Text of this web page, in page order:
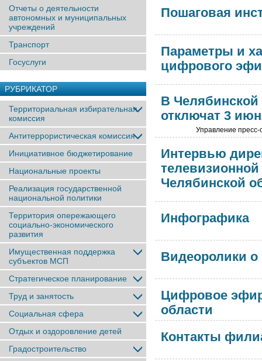
Отчеты о деятельности
автономных и муниципальных
учреждений
Транспорт
Госуслуги
РУБРИКАТОР
Территориальная избирательная
комиссия
Антитеррористическая комиссия
Инициативное бюджетирование
Национальные проекты
Реализация государственной
национальной политики
Территория опережающего
социально-экономического
развития
Имущественная поддержка
субъектов МСП
Стратегическое планирование
Труд и занятость
Социальная сфера
Отдых и оздоровление детей
Градостроительство
Пошаговая
Параметры и
цифрового
В Челябинской
отключат 3
Управление
Интервью
Челябинской
Инфографика
Видеоролики
Цифровое
области
Контакты